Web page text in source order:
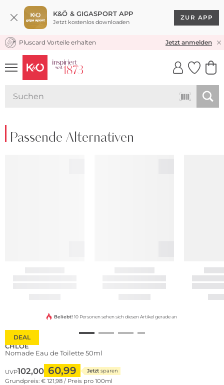
K&Ö & GIGASPORT APP
Jetzt kostenlos downloaden
ZUR APP
KOSTENLOSER VERSAND* & RÜCKVERSAND
Pluscard Vorteile erhalten Jetzt anmelden
UNSERE APP
CLICK &
Passende Alternativen
DEAL
Beliebt! 10 Personen sehen sich diesen Artikel gerade an
CHLOE
Nomade Eau de Toilette 50ml
UVP102,00 60,99 Jetzt sparen
Grundpreis: € 121,98 / Preis pro 100ml